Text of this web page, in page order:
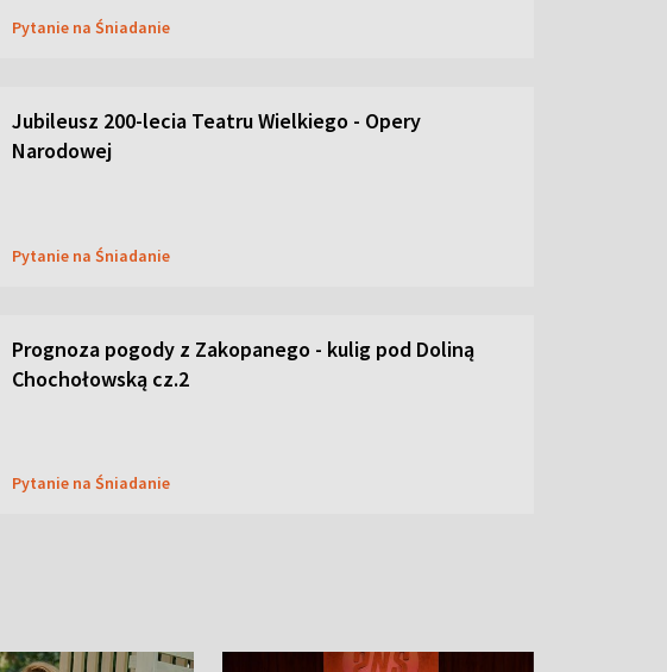
Pytanie na Śniadanie
Jubileusz 200-lecia Teatru Wielkiego - Opery
Narodowej
Pytanie na Śniadanie
Prognoza pogody z Zakopanego - kulig pod Doliną
Chochołowską cz.2
Pytanie na Śniadanie